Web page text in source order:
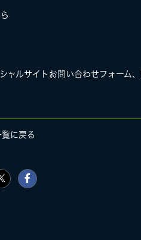
ャルサイトお問い合わせフォー
覧に戻る